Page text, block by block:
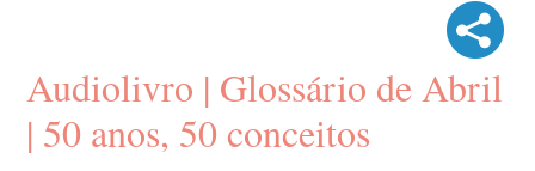
Audiolivro | Glossário de Abril
| 50 anos, 50 conceitos